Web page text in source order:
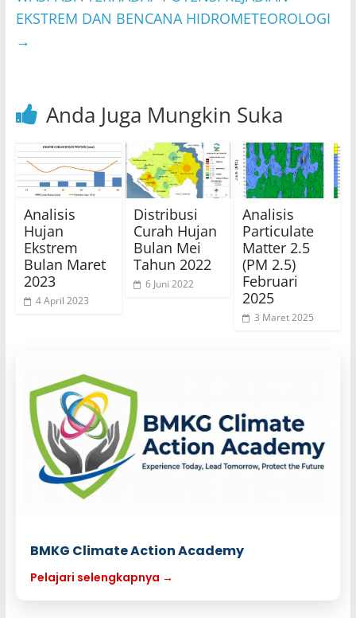
EKSTREM DAN BENCANA HIDROMETEOROLOGI
→
Anda Juga Mungkin Suka
Analisis
Hujan
Ekstrem
Bulan Maret
2023
4 April 2023
Distribusi
Curah Hujan
Bulan Mei
Tahun 2022
6 Juni 2022
Analisis
Particulate
Matter 2.5
(PM 2.5)
Februari
2025
3 Maret 2025
BMKG Climate Action Academy
Pelajari selengkapnya →